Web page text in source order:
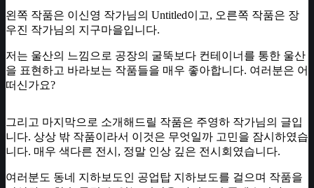
왼쪽 작품은 이신영 작가님의 Untitled이고, 오른쪽 작품은 장
우진 작가님의 지구마을입니다.
저는 울산의 느낌으로 공장의 굴뚝보다 컨테이너를 통한 울산
을 표현하고 바라보는 작품들을 매우 좋아합니다. 여러분은 어
떠신가요?
그리고 마지막으로 소개해드릴 작품은 주영하 작가님의 글입
니다. 상상 밖 작품이라서 이것은 무엇일까 고민을 잠시하였습
니다. 매우 색다른 전시, 정말 인상 깊은 전시회였습니다.
여러분도 동네 지하보도인 공업탑 지하보도를 걸으며 작품을